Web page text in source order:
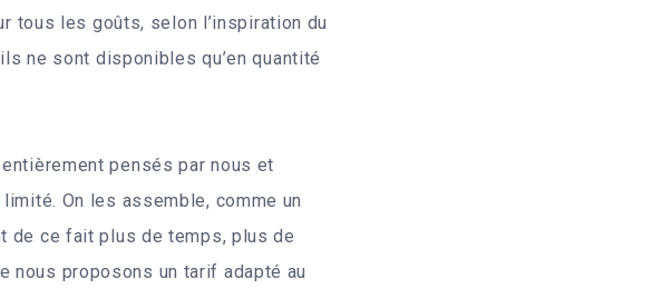
tous les goûts, selon l’inspiration du
ne sont disponibles qu’en quantité
pensés par nous et
On les assemble, comme un
de ce fait plus de temps, plus de
nous proposons un tarif adapté au